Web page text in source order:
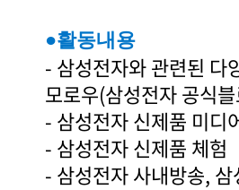
●활동내용
- 삼성전자와 관련된 다
모로우(삼성전자 공식
- 삼성전자 신제품 미디
- 삼성전자 신제품 체험
- 삼성전자 사내방송,